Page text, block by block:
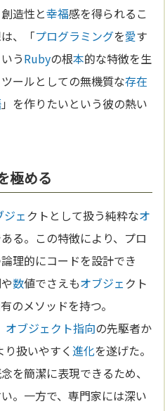
造性と幸福感を得られるこ
、「プログラミングを愛す
うRubyの根本的な特徴を生
ールとしての無機質な存在
」を作りたいという彼の熱い
極める
ジェ クトとして扱う純粋なオ
る。この特徴により、プロ
理的にコードを設計でき
数値でさえもオブジェ クト
のメソッドを持つ。
オブジェクト指向の先駆者か
り扱いやすく進化を遂げた。
を簡潔に表現できるため、
。一方で、専門家には深い